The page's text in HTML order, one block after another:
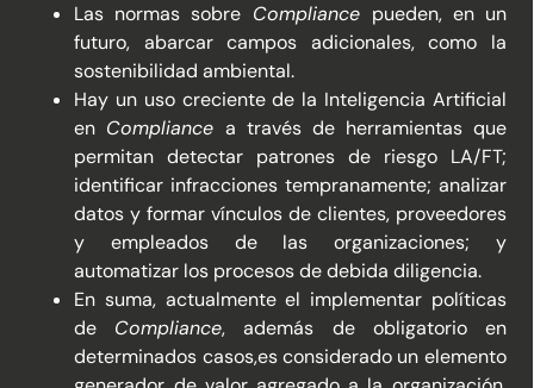
Las normas sobre Compliance pueden, en un
futuro, abarcar campos adicionales, como la
sostenibilidad ambiental.
Hay un uso creciente de la Inteligencia Artificial
en Compliancea través de herramientas que
permitan detectar patrones de riesgo LA/FT;
identificar infracciones tempranamente; analizar
datos y formar vínculos de clientes, proveedores
y empleados de las organizaciones; y
automatizar los procesos de debida diligencia.
En suma, actualmente el implementar políticas
de Compliance, además de obligatorio en
determinados casos,es considerado un elemento